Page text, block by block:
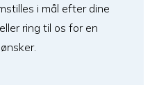
i mål efter dine
ring til os for en